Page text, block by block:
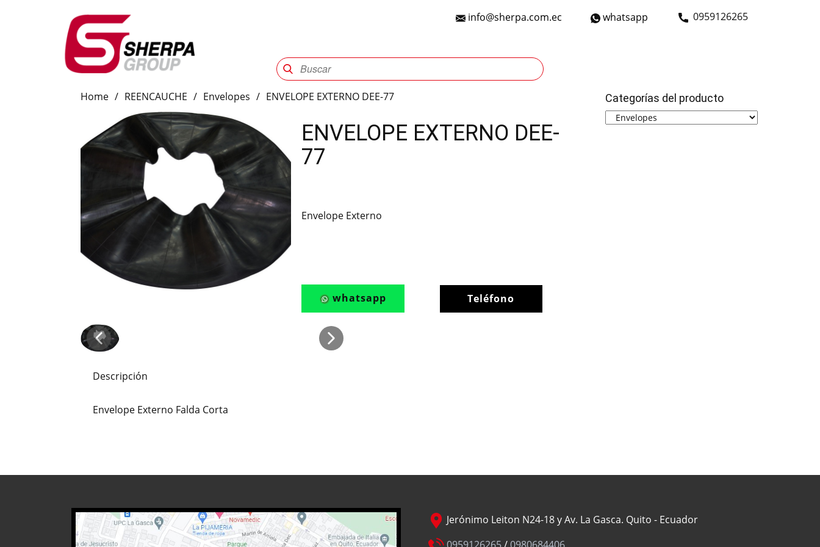
​0959126265
info@sherpa.com.ec
whatsapp
Home / REENCAUCHE / Envelopes / ENVELOPE EXTERNO DEE-77
ENVELOPE EXTERNO DEE-
77
Envelope Externo
whatsapp Teléfono
Descripción
Envelope Externo Falda Corta
Categorías del producto
Jerónimo Leiton N24-18 y Av. La Gasca. Quito - Ecuador